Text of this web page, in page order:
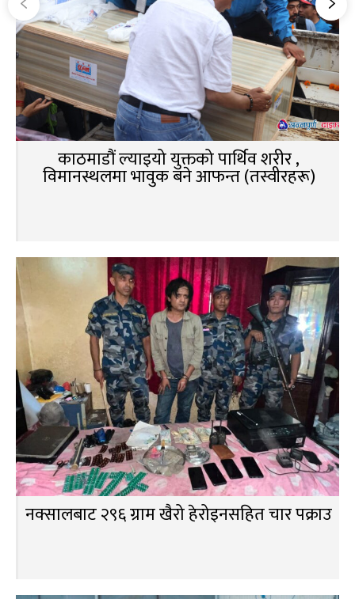
काठमाडौं ल्याइयो युक्तको पार्थिव शरीर ,
विमानस्थलमा भावुक बने आफन्त (तस्वीरहरू)
नक्सालबाट २९६ ग्राम खैरो हेरोइनसहित चार पक्राउ